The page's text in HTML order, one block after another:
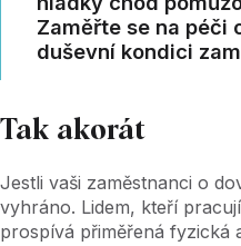
Zaměřte se na péči
duševní kondici
Tak akorát
Jestli vaši zaměstnanci o
vyhráno. Lidem, kteří
prospívá přiměřená fyzická